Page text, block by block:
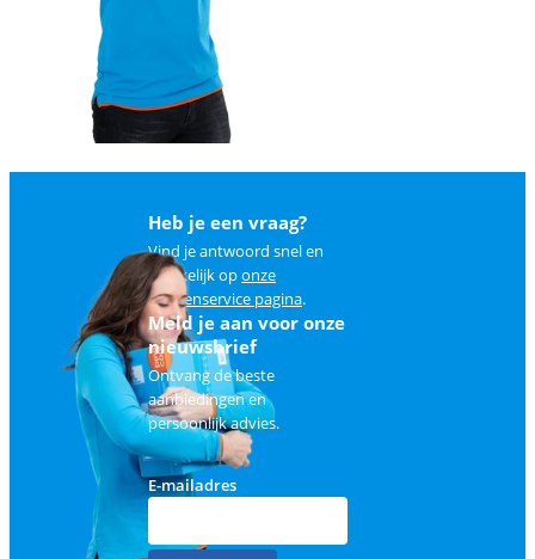
Heb je een vraag?
Vind je antwoord snel en
makkelijk oponze
klantenservice pagina.
Meld je aan voor onze
nieuwsbrief
Ontvang de beste
aanbiedingen en
persoonlijk advies.
E-mailadres